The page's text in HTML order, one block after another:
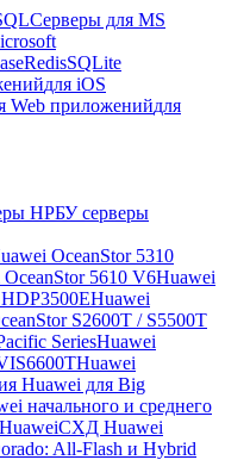
Серверы для MS
RedisSQLite
для iOS
Web приложенийдля
HPБУ серверы
OceanStor 5310
5610 V6Huawei
Huawei
S2600T / S5500T
SeriesHuawei
Huawei
Huawei для Big
начального и среднего
СХД Huawei
All-Flash и Hybrid